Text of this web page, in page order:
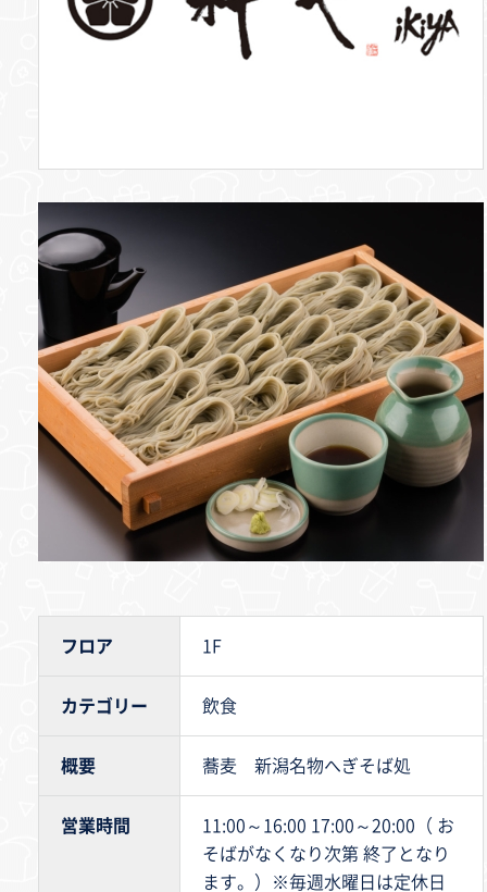
フロア 1F
カテゴリー 飲食
概要 蕎麦 新潟名物へぎそば処
営業時間
11:00～16:00 17:00～20:00（ お
そばがなくなり次第 終了となり
ます。）※毎週水曜日は定休日